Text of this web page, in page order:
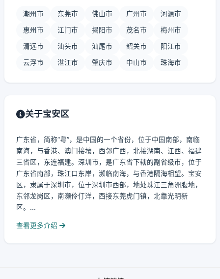
潮州市 东莞市 佛山市 广州市 河源市
惠州市 江门市 揭阳市 茂名市 梅州市
清远市 汕头市 汕尾市 韶关市 阳江市
云浮市 湛江市 肇庆市 中山市 珠海市
关于宝安区
广东省，简称“粤”，是中国的一个省份，位于中国南部，南临
南海，与香港、澳门接壤，西邻广西，北接湖南、江西、福建
三省区，东连福建。深圳市，是广东省下辖的副省级市，位于
广东省南部，珠江口东岸，濒临南海，与香港隔海相望。宝安
区，隶属于深圳市，位于深圳市西部，地处珠江三角洲腹地，
东邻龙岗区，南濒伶仃洋，西接东莞虎门镇，北靠光明新
区。...
查看更多介绍